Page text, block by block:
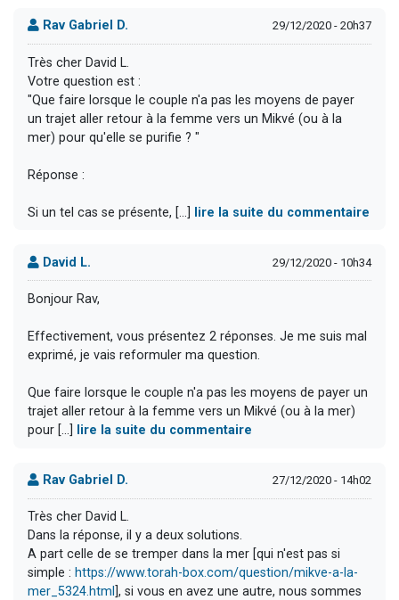
Rav Gabriel D. 29/12/2020 - 20h37
Très cher David L.
Votre question est :
"Que faire lorsque le couple n'a pas les moyens de payer
un trajet aller retour à la femme vers un Mikvé (ou à la
mer) pour qu'elle se purifie ? "
Réponse :
Si un tel cas se présente, [...] lire la suite du commentaire
David L. 29/12/2020 - 10h34
Bonjour Rav,
Effectivement, vous présentez 2 réponses. Je me suis mal
exprimé, je vais reformuler ma question.
Que faire lorsque le couple n'a pas les moyens de payer un
trajet aller retour à la femme vers un Mikvé (ou à la mer)
pour [...]
lire la suite du commentaire
Rav Gabriel D. 27/12/2020 - 14h02
Très cher David L.
Dans la réponse, il y a deux solutions.
A part celle de se tremper dans la mer [qui n'est pas si
simple : https://www.torah-box.com/question/mikve-a-la-
mer_5324.html ], si vous en avez une autre, nous sommes